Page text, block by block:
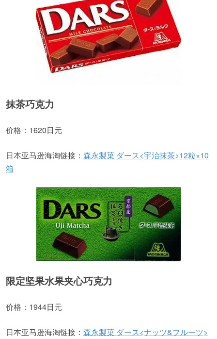
抹茶巧克力
价格：1620日元
日本亚马逊海淘链接： 森永製菓 ダース<宇治抹茶>12粒×10
箱
限定坚果水果夹心巧克力
价格：1944日元
日本亚马逊海淘链接： 森永製菓 ダース<ナッツ&フルーツ>